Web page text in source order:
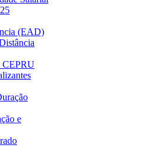
(EAD)
CEPRU
e